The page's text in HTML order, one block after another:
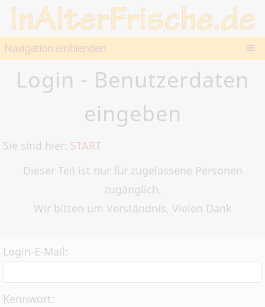
Navigation einblenden
Login - Benutzerdaten
eingeben
Sie sind hier: START
Dieser Teil ist nur für zugelassene Personen
zugänglich.
Wir bitten um Verständnis, Vielen Dank
Login-E-Mail:
Kennwort: